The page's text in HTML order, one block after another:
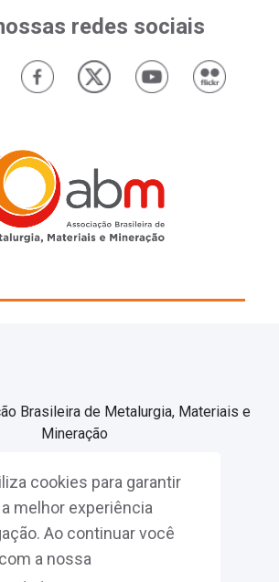
cookies para garantir
melhor experiência
Ao continuar você
a nossa
redes sociais
Brasileira de Metalurgia, Materiais e
Mineração
Associe-se
Fazer Login